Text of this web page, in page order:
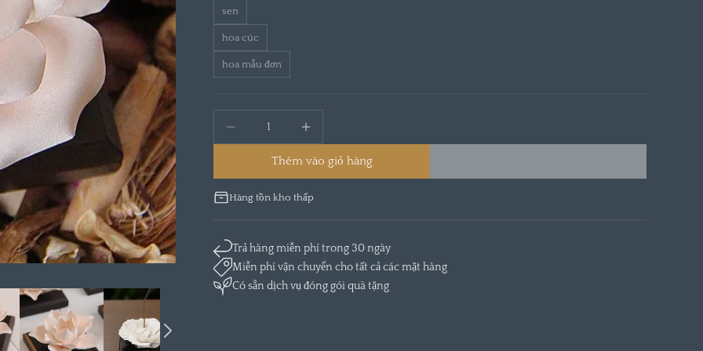
sen
hoa cúc
hoa mẫu đơn
Thêm vào giỏ hàng
Hàng tồn kho thấp
Trả hàng miễn phí trong 30 ngày
Miễn phí vận chuyển cho tất cả các mặt hàng
Có sẵn dịch vụ đóng gói quà tặng